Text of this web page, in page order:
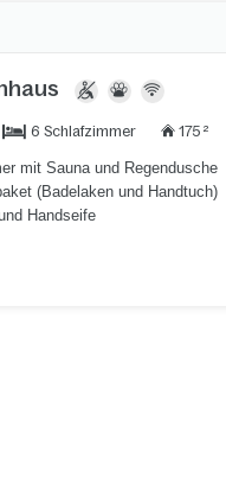
6 Schlafzimmer 175 ²
mit Sauna und Regendusche
(Badelaken und Handtuch)
Handseife